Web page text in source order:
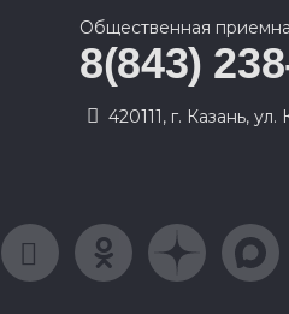
Общественная
8(843)
420111, г. Казань,